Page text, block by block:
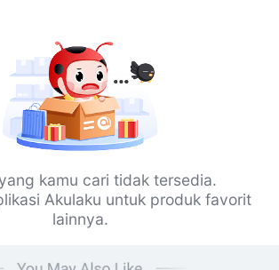
kamu cari tidak tersedia.
Akulaku untuk produk favorit
lainnya.